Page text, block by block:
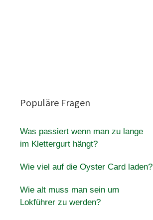
Populäre Fragen
Was passiert wenn man zu lange
im Klettergurt hängt?
Wie viel auf die Oyster Card laden?
Wie alt muss man sein um
Lokführer zu werden?